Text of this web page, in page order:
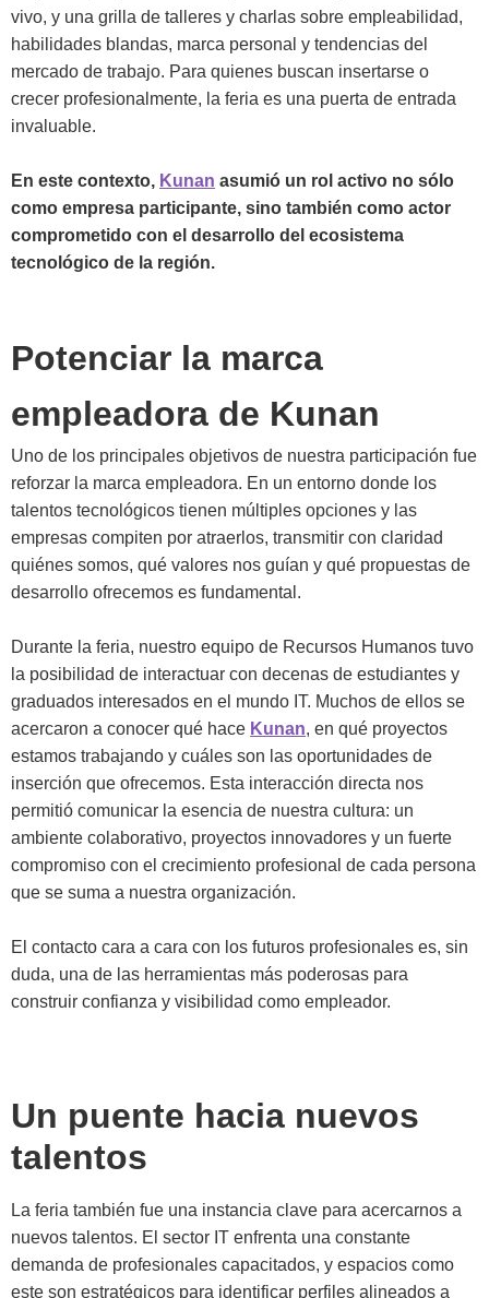
vivo, y una grilla de talleres y charlas sobre empleabilidad,
habilidades blandas, marca personal y tendencias del
mercado de trabajo. Para quienes buscan insertarse o
crecer profesionalmente, la feria es una puerta de entrada
invaluable.
En este contexto, Kunan asumió un rol activo no sólo
como empresa participante, sino también como actor
comprometido con el desarrollo del ecosistema
tecnológico de la región.
Potenciar la marca
empleadora de Kunan
Uno de los principales objetivos de nuestra participación fue
reforzar la marca empleadora. En un entorno donde los
talentos tecnológicos tienen múltiples opciones y las
empresas compiten por atraerlos, transmitir con claridad
quiénes somos, qué valores nos guían y qué propuestas de
desarrollo ofrecemos es fundamental.
Durante la feria, nuestro equipo de Recursos Humanos tuvo
la posibilidad de interactuar con decenas de estudiantes y
graduados interesados en el mundo IT. Muchos de ellos se
acercaron a conocer qué hace Kunan, en qué proyectos
estamos trabajando y cuáles son las oportunidades de
inserción que ofrecemos. Esta interacción directa nos
permitió comunicar la esencia de nuestra cultura: un
ambiente colaborativo, proyectos innovadores y un fuerte
compromiso con el crecimiento profesional de cada persona
que se suma a nuestra organización.
El contacto cara a cara con los futuros profesionales es, sin
duda, una de las herramientas más poderosas para
construir confianza y visibilidad como empleador.
Un puente hacia nuevos
talentos
La feria también fue una instancia clave para acercarnos a
nuevos talentos. El sector IT enfrenta una constante
demanda de profesionales capacitados, y espacios como
este son estratégicos para identificar perfiles alineados a